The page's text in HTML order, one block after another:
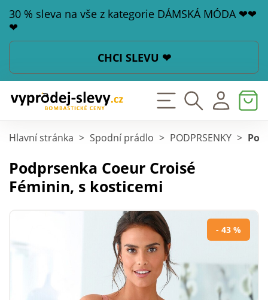
30 % sleva na vše z kategorie DÁMSKÁ MÓDA ❤❤
❤
CHCI SLEVU ❤
Hlavní stránka > Spodní prádlo > PODPRSENKY >
Podprsenka Coeur Croisé
Féminin, s kosticemi
- 43 %